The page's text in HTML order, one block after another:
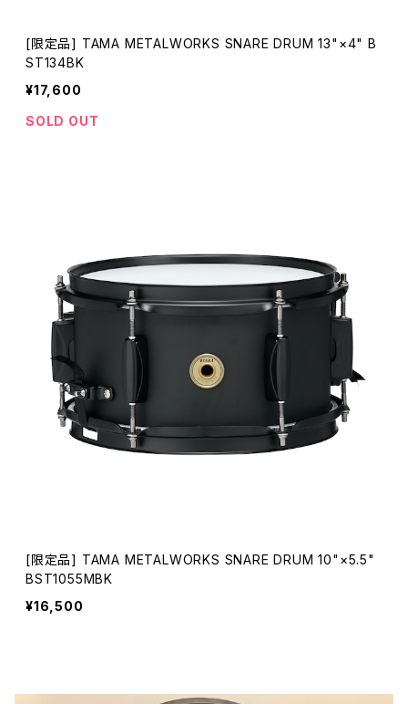
[限定品] TAMA METALWORKS SNARE DRUM 13"×4" B
ST134BK
¥17,600
SOLD OUT
[限定品] TAMA METALWORKS SNARE DRUM 10"×5.5"
BST1055MBK
¥16,500